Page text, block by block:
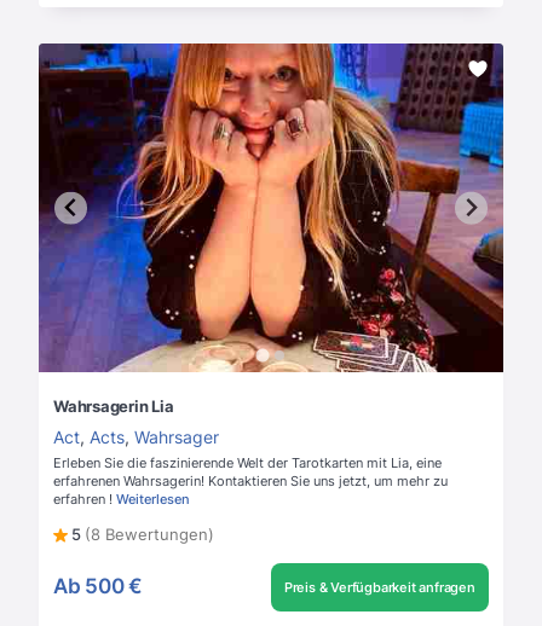
Wahrsagerin Lia
Act, Acts, Wahrsager
Erleben Sie die faszinierende Welt der Tarotkarten mit Lia, eine
erfahrenen Wahrsagerin! Kontaktieren Sie uns jetzt, um mehr zu
erfahren ! Weiterlesen
5 (8 Bewertungen)
Ab 500 € Preis & Verfügbarkeit anfragen